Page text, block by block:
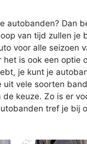
autobanden? Dan
van tijd zullen je
voor alle seizoen
is ook een optie
je kunt je
uit vele soorten
keuze. Zo is er
tref je bij